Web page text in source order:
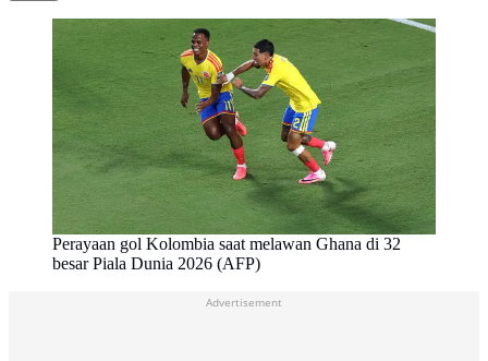
Perayaan gol Kolombia saat melawan Ghana di 32
besar Piala Dunia 2026 (AFP)
Advertisement